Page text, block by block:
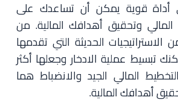
أداة قوية يمكن أن تساعدك على
وتحقيق أهدافك المالية. من
الاستراتيجيات الحديثة التي تقدمها
تبسيط عملية الادخار وجعلها أكثر
المالي الجيد والانضباط هما
أهدافك المالية.